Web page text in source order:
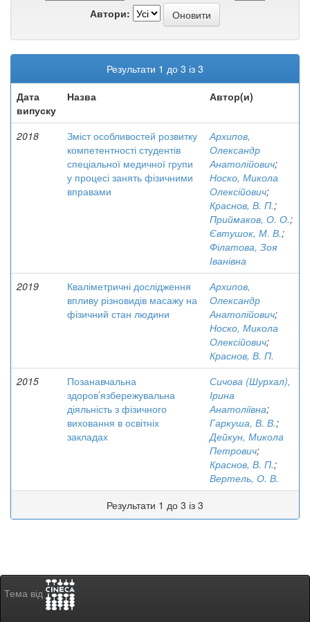
Автори:
Результати 1 до 3 із 3
Дата
випуску
Назва Автор(и)
2018
Зміст особливостей розвитку
компетентності студентів
спеціальної медичної групи
у процесі занять фізичними
вправами
Архипов,
Олександр
Анатолійович;
Носко, Микола
Олексійович;
Краснов, В. П.;
Приймаков, О. О.;
Євтушок, М. В.;
Філатова, Зоя
Іванівна
2019
Кваліметричні дослідження
впливу різновидів масажу на
фізичний стан людини
Архипов,
Олександр
Анатолійович;
Носко, Микола
Олексійович;
Краснов, В. П.
2015
Позанавчальна
здоров’язбережувальна
діяльність з фізичного
виховання в освітніх
закладах
Сичова (Шурхал),
Ірина
Анатоліївна;
Гаркуша, В. В.;
Дейкун, Микола
Петрович;
Краснов, В. П.;
Вертель, О. В.
Результати 1 до 3 із 3
Тема від